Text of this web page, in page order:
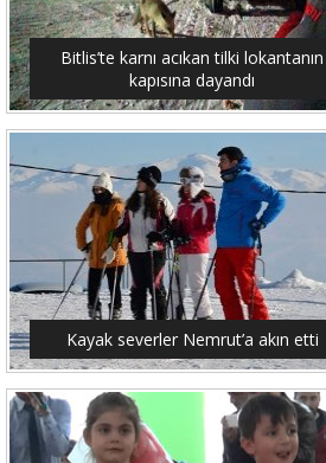
Bitlis’te karnı acıkan tilki lokantanın
kapısına dayandı
Kayak severler Nemrut’a akın etti